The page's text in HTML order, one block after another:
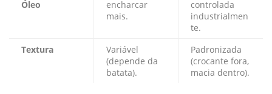
Óleo
encharcar
mais.
controlada
industrialmen
te.
Textura
Variável
(depende da
batata).
Padronizada
(crocante fora,
macia dentro).